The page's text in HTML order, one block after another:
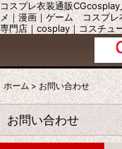
コスプレ衣装通販
メ｜漫画｜ゲーム コスプレ
専門店｜cosplay｜コスチュ
ホーム > お問い合わせ
お問い合わせ